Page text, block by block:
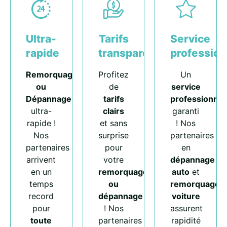
Ultra-
rapide
Remorquage
ou
Dépannage
ultra-
rapide !
Nos
partenaires
arrivent
en un
temps
record
pour
toute
Tarifs
transparents
Profitez
de
tarifs
clairs
et sans
surprise
pour
votre
remorquage
ou
dépannage
! Nos
partenaires
Service
Un
service
professionnel
garanti
! Nos
partenaires
en
dépannage
auto et
remorquage
voiture
assurent
rapidité